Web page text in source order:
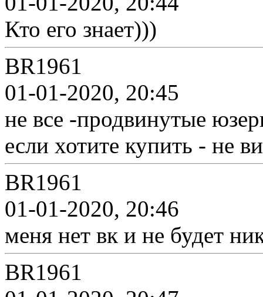
Кто его знает)))
BR1961
01-01-2020, 20:45
не все -продвинутые
если хотите купить - не
BR1961
01-01-2020, 20:46
меня нет вк и не будет
BR1961